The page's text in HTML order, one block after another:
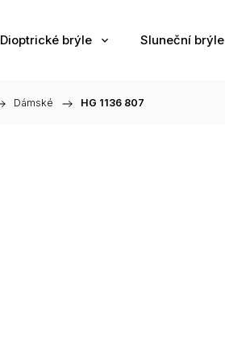
Dioptrické brýle Sluneční brýle
Dámské / HG 1136 807